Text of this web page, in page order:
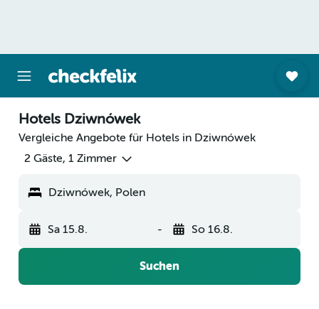
Hotels Dziwnówek
Vergleiche Angebote für Hotels in Dziwnówek
2 Gäste, 1 Zimmer
Dziwnówek, Polen
Sa 15.8. - So 16.8.
Suchen